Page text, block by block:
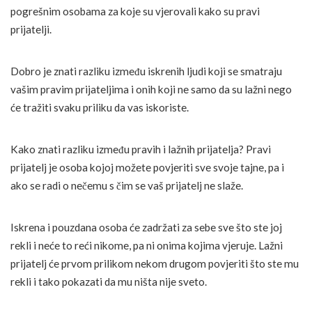
pogrešnim osobama za koje su vjerovali kako su pravi
prijatelji.
Dobro je znati razliku između iskrenih ljudi koji se smatraju
vašim pravim prijateljima i onih koji ne samo da su lažni nego
će tražiti svaku priliku da vas iskoriste.
Kako znati razliku između pravih i lažnih prijatelja? Pravi
prijatelj je osoba kojoj možete povjeriti sve svoje tajne, pa i
ako se radi o nečemu s čim se vaš prijatelj ne slaže.
Iskrena i pouzdana osoba će zadržati za sebe sve što ste joj
rekli i neće to reći nikome, pa ni onima kojima vjeruje. Lažni
prijatelj će prvom prilikom nekom drugom povjeriti što ste mu
rekli i tako pokazati da mu ništa nije sveto.